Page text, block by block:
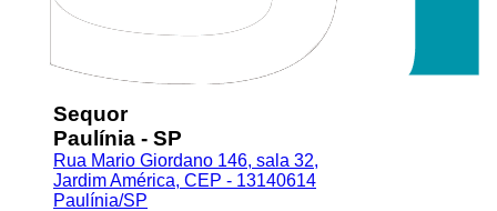
Sequor
Paulínia - SP
Rua Mario Giordano 146, sala 32,
Jardim América, CEP - 13140614
Paulínia/SP